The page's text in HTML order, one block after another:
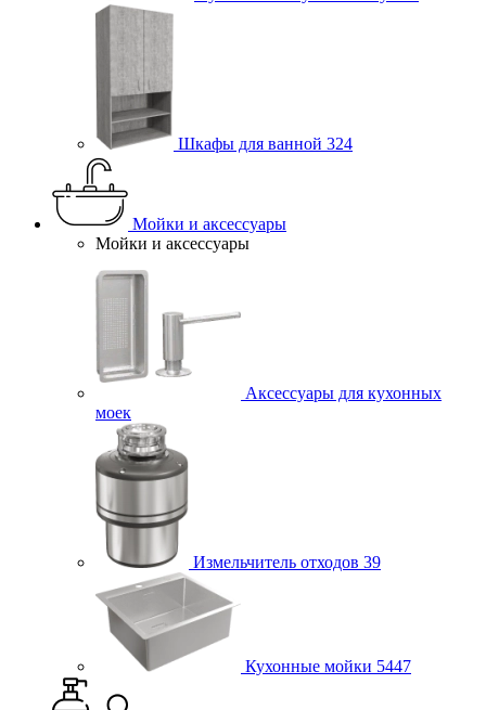
Шкафы для ванной 324
Мойки и аксессуары
Мойки и аксессуары
Аксессуары для кухонных
моек
Измельчитель отходов 39
Кухонные мойки 5447